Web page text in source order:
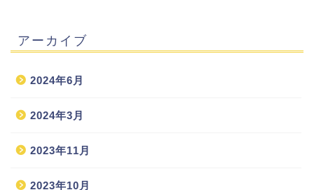
アーカイブ
2024年6月
2024年3月
2023年11月
2023年10月